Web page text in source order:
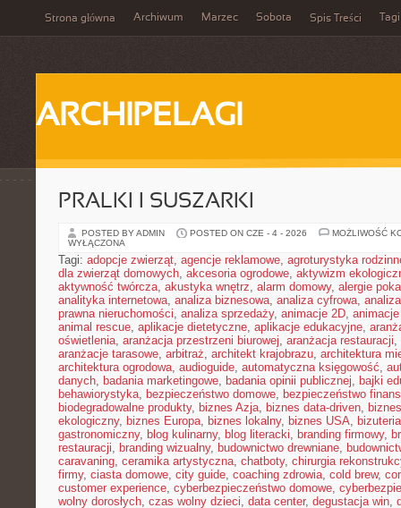
Strona główna Archiwum Marzec Sobota Spis Treści Tagi
ARCHIPELAGI
PRALKI I SUSZARKI
POSTED BY ADMIN POSTED ON CZE - 4 - 2026
MOŻLIWOŚĆ
WYŁĄCZONA
Tagi: adopcje zwierząt, agencje reklamowe, agroturystyka
dla zwierząt domowych, akcesoria ogrodowe, aktywizm
aktywność twórcza, akustyka wnętrz, alarm domowy, alergie
analityka internetowa, analiza biznesowa, analiza cyfrowa,
prawna nieruchomości, analiza sprzedaży, animacje 2D,
animal rescue, aplikacje dietetyczne, aplikacje edukacyjne,
oświetlenia, aranżacja przestrzeni biurowej, aranżacja restauracji,
aranżacje tarasowe, arbitraż, architekt krajobrazu, architektura
architektura ogrodowa, audioguide, automatyczna księgowość,
danych, badania marketingowe, badania opinii publicznej, bajki
behawiorystyka, bezpieczeństwo domowe, bezpieczeństwo
biodegradowalne produkty, biznes Azja, biznes data-driven,
ekologiczny, biznes Europa, biznes lokalny, biznes USA,
gastronomiczny, blog kulinarny, blog literacki, branding firmowy,
restauracji, branding wizualny, budownictwo drewniane,
caravaning, ceramika artystyczna, chatboty, chirurgia
firmy, ciasta domowe, city guide, coaching zdrowia, cold brew,
customer experience, cyberbezpieczeństwo domowe,
wolny dorosłych, czas wolny dzieci, data center, degustacja win,